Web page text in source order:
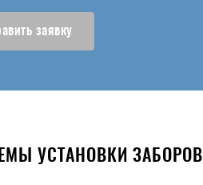
заявку
УСТАНОВКИ ЗАБОРОВ